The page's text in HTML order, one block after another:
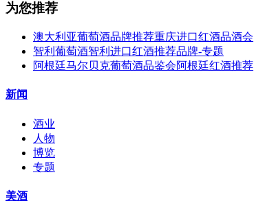
为您推荐
澳大利亚葡萄酒品牌推荐重庆进口红酒品酒会
智利葡萄酒智利进口红酒推荐品牌-专题
阿根廷马尔贝克葡萄酒品鉴会阿根廷红酒推荐
新闻
酒业
人物
博览
专题
美酒